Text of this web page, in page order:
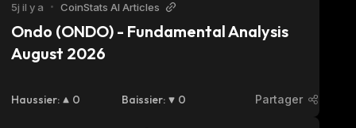
5j il y a • CoinStats AI Articles
Ondo (ONDO) - Fundamental Analysis
August 2026
Haussier: 0 Baissier: 0 Partager